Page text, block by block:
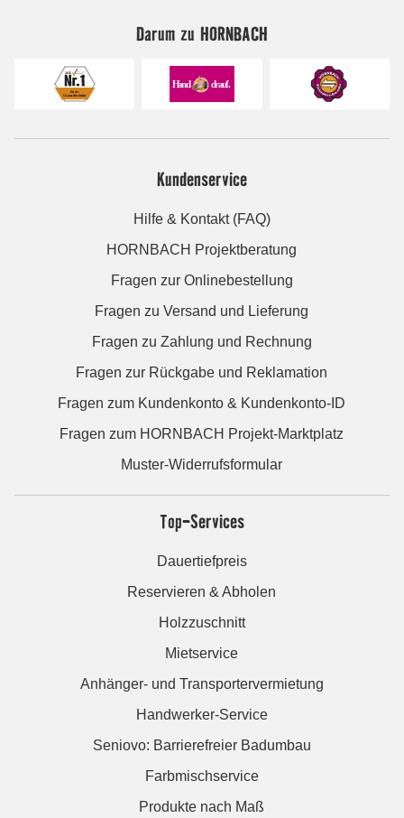
Darum zu HORNBACH
Kundenservice
Hilfe & Kontakt (FAQ)
HORNBACH Projektberatung
Fragen zur Onlinebestellung
Fragen zu Versand und Lieferung
Fragen zu Zahlung und Rechnung
Fragen zur Rückgabe und Reklamation
Fragen zum Kundenkonto & Kundenkonto-ID
Fragen zum HORNBACH Projekt-Marktplatz
Muster-Widerrufsformular
Top-Services
Dauertiefpreis
Reservieren & Abholen
Holzzuschnitt
Mietservice
Anhänger- und Transportervermietung
Handwerker-Service
Seniovo: Barrierefreier Badumbau
Farbmischservice
Produkte nach Maß